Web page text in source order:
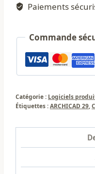
23 Paiements
Commande
Catégorie : Logiciels
Étiquettes :ARCHICAD 29,